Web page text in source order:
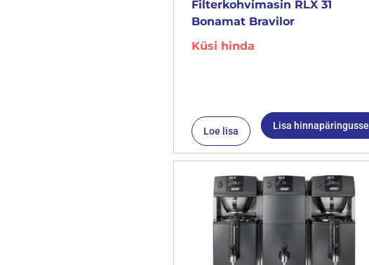
Filterkohvimasin RLX 31
Bonamat Bravilor
Küsi hinda
Loe lisa Lisa hinnapäringusse